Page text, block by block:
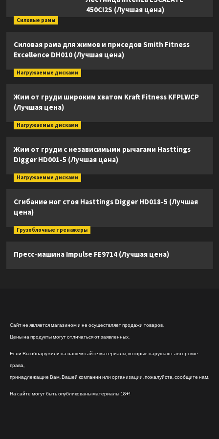
450Ci2S (Лучшая цена)
Силовые рамы
Силовая рама для жимов и приседов Smith Fitness
Excellence DH010 (Лучшая цена)
Нагружаемые дисками
Жим от груди широким хватом Kraft Fitness KFPLWCP
(Лучшая цена)
Нагружаемые дисками
Жим от груди с независимыми рычагами Hasttings
Digger HD001-5 (Лучшая цена)
Нагружаемые дисками
Сгибание ног стоя Hasttings Digger HD018-5 (Лучшая
цена)
Грузоблочные тренажеры
Пресс-машина Impulse FE9714 (Лучшая цена)
Сайт не является магазином и не осуществляет продажи товаров.
Цены на продукты могут отличаться от заявленных.
Если Вы обнаружили на нашем сайте материалы, которые нарушают авторские
права,
принадлежащие Вам, Вашей компании или организации, пожалуйста, сообщите нам.
На сайте могут быть опубликованы материалы 18+!